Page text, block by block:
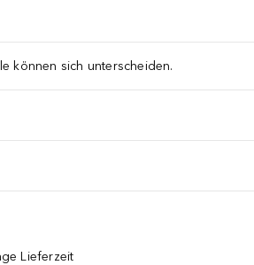
können sich unterscheiden.
Lieferzeit